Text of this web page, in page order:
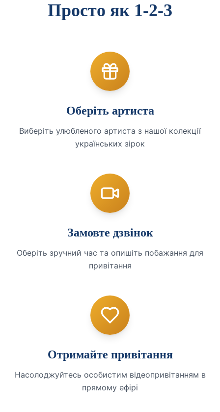
Просто як 1-2-3
Оберіть артиста
Виберіть улюбленого артиста з нашої колекції
українських зірок
Замовте дзвінок
Оберіть зручний час та опишіть побажання для
привітання
Отримайте привітання
Насолоджуйтесь особистим відеопривітанням в
прямому ефірі